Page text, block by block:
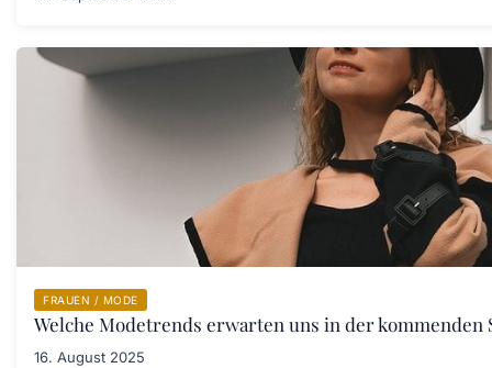
FRAUEN / MODE
Welche Modetrends erwarten uns in der kommenden
16. August 2025